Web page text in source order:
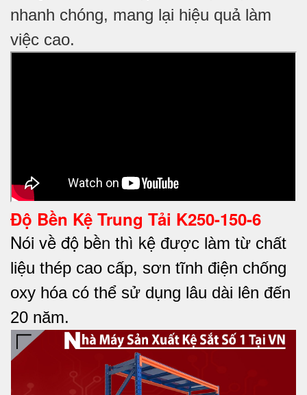
nhanh chóng, mang lại hiệu quả làm
việc cao.
Độ Bền Kệ Trung Tải K250-150-6
Nói về độ bền thì kệ được làm từ chất
liệu thép cao cấp, sơn tĩnh điện chống
oxy hóa có thể sử dụng lâu dài lên đến
20 năm.